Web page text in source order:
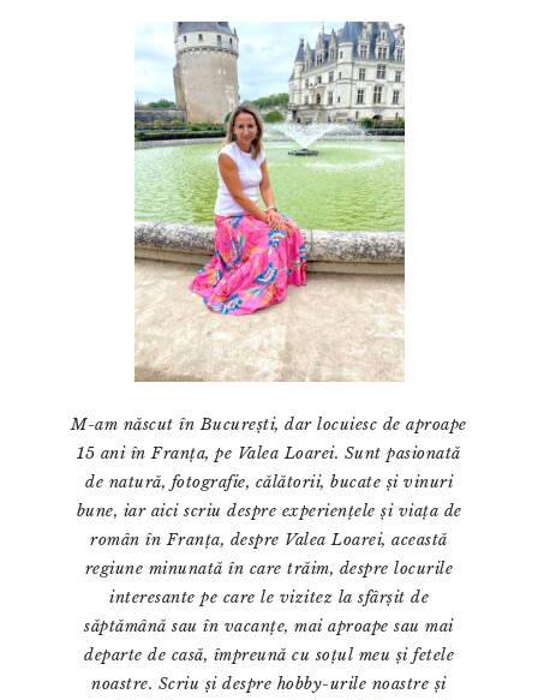
principală
M-am născut în București, dar locuiesc de aproape
15 ani în Franța, pe Valea Loarei. Sunt pasionată
de natură, fotografie, călătorii, bucate și vinuri
bune, iar aici scriu despre experiențele și viața de
român în Franța, despre Valea Loarei, această
regiune minunată în care trăim, despre locurile
interesante pe care le vizitez la sfârșit de
săptămână sau în vacanțe, mai aproape sau mai
departe de casă, împreună cu soțul meu și fetele
noastre. Scriu și despre hobby-urile noastre și